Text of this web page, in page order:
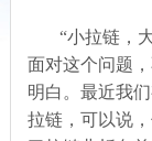
“小拉链，
面对这个问题
明白。最近我
拉链，可以说